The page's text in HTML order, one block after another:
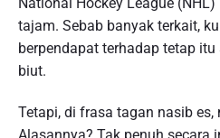
tajam. Sebab banyak terkait,
berpendapat terhadap tetap
biut.
Tetapi, di frasa tagan nasib
Alasannya? Tak penuh secara